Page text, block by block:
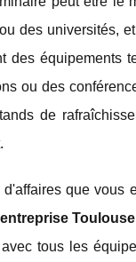
des universités,
des équipements
ou des
de
que vous
Toulouse
tous les